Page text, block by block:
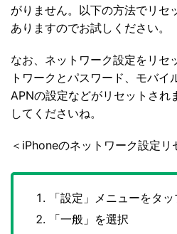
がりません。以下の方法でリセ
ありますのでお試しください。
なお、ネットワーク設定をリセ
トワークとパスワード、モバイ
APNの設定などがリセットされ
してくださいね。
＜iPhoneのネットワーク設定リ
「設定」メニューをタ
「一般」を選択